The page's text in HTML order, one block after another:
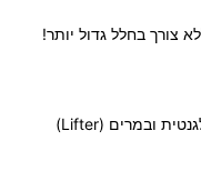
צורך בחלל גדול יותר!
מכונת הכביסה מסתייעת בדלת חיצונית, אלגנטית ובמרים (Lifter)